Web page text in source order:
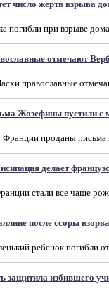
число жертв взрыва
погибли при взрыве
отмечают
православные
Жозефины пустили с
Франции проданы
делает
стали все чаше
после ссоры
ребенок погибли
защитила избившего